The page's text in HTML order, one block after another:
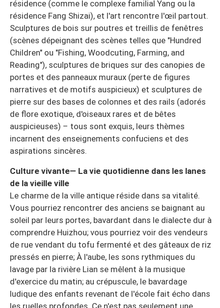
résidence (comme le complexe familial Yang ou la
résidence Fang Shizai), et l'art rencontre l'œil partout.
Sculptures de bois sur poutres et treillis de fenêtres
(scènes dépeignant des scènes telles que "Hundred
Children" ou "Fishing, Woodcuting, Farming, and
Reading"), sculptures de briques sur des canopies de
portes et des panneaux muraux (perte de figures
narratives et de motifs auspicieux) et sculptures de
pierre sur des bases de colonnes et des rails (adorés
de flore exotique, d'oiseaux rares et de bêtes
auspicieuses) – tous sont exquis, leurs thèmes
incarnent des enseignements confuciens et des
aspirations sincères.
Culture vivante— La vie quotidienne dans les lanes
de la vieille ville
Le charme de la ville antique réside dans sa vitalité.
Vous pourriez rencontrer des anciens se baignant au
soleil par leurs portes, bavardant dans le dialecte dur à
comprendre Huizhou; vous pourriez voir des vendeurs
de rue vendant du tofu fermenté et des gâteaux de riz
pressés en pierre; À l'aube, les sons rythmiques du
lavage par la rivière Lian se mêlent à la musique
d'exercice du matin; au crépuscule, le bavardage
ludique des enfants revenant de l'école fait écho dans